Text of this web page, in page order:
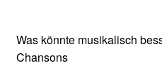
Was könnte musikalisch
Chansons